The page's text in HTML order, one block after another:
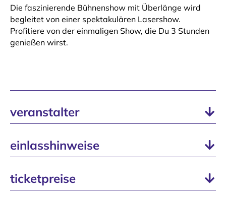
Die faszinierende Bühnenshow mit Überlänge wird
begleitet von einer spektakulären Lasershow.
Profitiere von der einmaligen Show, die Du 3 Stunden
genießen wirst.
veranstalter
einlasshinweise
ticketpreise